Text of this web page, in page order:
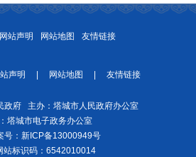
网站声明 网站地图 友情链接
声明 网站地图 友情链接
政府 主办：塔城市人民政府办公室
塔城市电子政务办公室
号： 新ICP备13000949号
站标识码：6542010014